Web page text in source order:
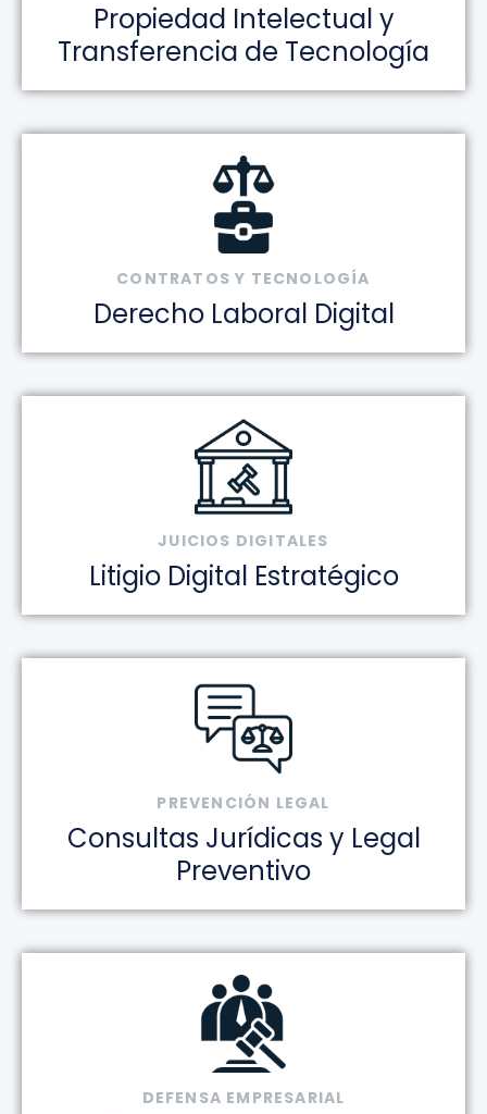
Propiedad Intelectual y
Transferencia de Tecnología
CONTRATOS Y TECNOLOGÍA
Derecho Laboral Digital
JUICIOS DIGITALES
Litigio Digital Estratégico
PREVENCIÓN LEGAL
Consultas Jurídicas y Legal
Preventivo
DEFENSA EMPRESARIAL